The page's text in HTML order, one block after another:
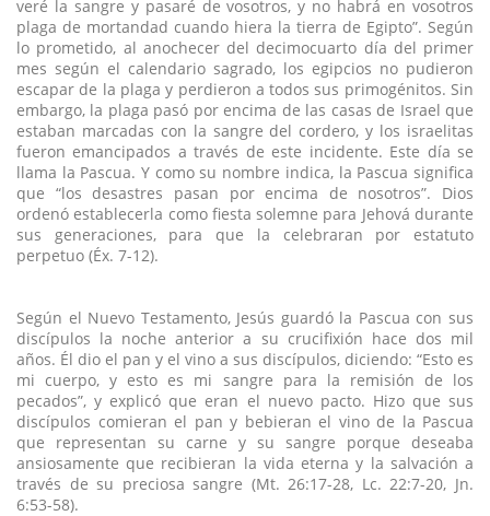
veré la sangre y pasaré de vosotros, y no habrá en vosotros
plaga de mortandad cuando hiera la tierra de Egipto”. Según
lo prometido, al anochecer del decimocuarto día del primer
mes según el calendario sagrado, los egipcios no pudieron
escapar de la plaga y perdieron a todos sus primogénitos. Sin
embargo, la plaga pasó por encima de las casas de Israel que
estaban marcadas con la sangre del cordero, y los israelitas
fueron emancipados a través de este incidente. Este día se
llama la Pascua. Y como su nombre indica, la Pascua significa
que “los desastres pasan por encima de nosotros”. Dios
ordenó establecerla como fiesta solemne para Jehová durante
sus generaciones, para que la celebraran por estatuto
perpetuo (Éx. 7-12).
Según el Nuevo Testamento, Jesús guardó la Pascua con sus
discípulos la noche anterior a su crucifixión hace dos mil
años. Él dio el pan y el vino a sus discípulos, diciendo: “Esto es
mi cuerpo, y esto es mi sangre para la remisión de los
pecados”, y explicó que eran el nuevo pacto. Hizo que sus
discípulos comieran el pan y bebieran el vino de la Pascua
que representan su carne y su sangre porque deseaba
ansiosamente que recibieran la vida eterna y la salvación a
través de su preciosa sangre (Mt. 26:17-28, Lc. 22:7-20, Jn.
6:53-58).